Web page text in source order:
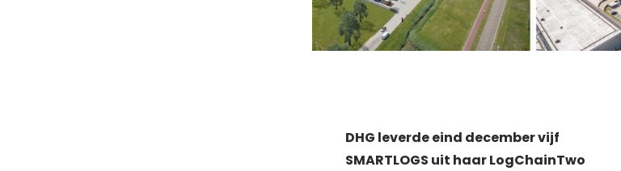
DHG leverde eind december vijf
SMARTLOGS uit haar LogChainTwo